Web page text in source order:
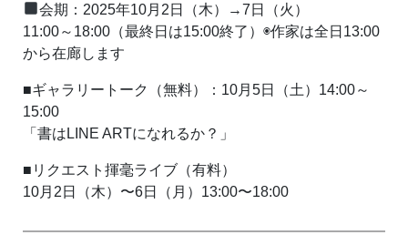
会期：2025年10月2日（木）→7日（火）
11:00～18:00（最終日は15:00終了）◉作家は全日13:00
から在廊します
■ギャラリートーク（無料）：10月5日（土）14:00～
15:00
「書はLINE ARTになれるか？」
■リクエスト揮毫ライブ（有料）
10月2日（木）〜6日（月）13:00〜18:00